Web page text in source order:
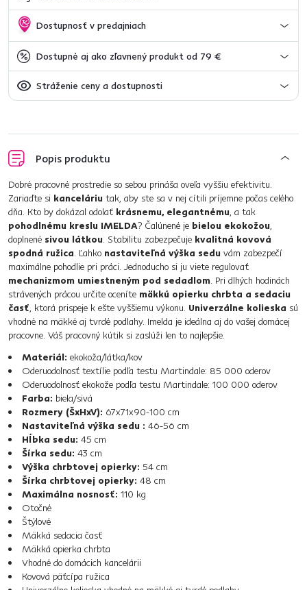
Dostupnosť v predajniach
Dostupné aj ako zľavnený produkt od 79 €
Stráženie ceny a dostupnosti
Popis produktu
Dobré pracovné prostredie so sebou prináša oveľa vyššiu efektivitu.
Zariaďte si kanceláriu tak, aby ste sa v nej cítili príjemne počas celého
dňa. Kto by dokázal odolať krásnemu, elegantnému, a tak
pohodlnému kreslu IMELDA? Čalúnené je bielou ekokožou,
doplnené sivou látkou. Stabilitu zabezpečuje kvalitná kovová
spodná ružica. Ľahko nastaviteľná výška sedu vám zabezpečí
maximálne pohodlie pri práci. Jednoducho si ju viete regulovať
mechanizmom umiestneným pod sedadlom. Pri dlhých hodinách
strávených prácou určite oceníte mäkkú opierku chrbta a sedaciu
časť, ktorá prispeje k ešte vyššiemu výkonu. Univerzálne kolieska sú
vhodné na mäkké aj tvrdé podlahy. Imelda je ideálna aj do vašej domácej
pracovne. Váš pracovný kútik si zaslúži len to najlepšie.
Materiál: ekokoža/látka/kov
Oderuodolnosť textílie podľa testu Martindale: 85 000 oderov
Oderuodolnosť ekokože podľa testu Martindale: 100 000 oderov
Farba: biela/sivá
Rozmery (ŠxHxV): 67x71x90-100 cm
Nastaviteľná výška sedu : 46-56 cm
Hĺbka sedu: 45 cm
Šírka sedu: 43 cm
Výška chrbtovej opierky: 54 cm
Šírka chrbtovej opierky: 48 cm
Maximálna nosnosť: 110 kg
Otočné
Štýlové
Mäkká sedacia časť
Mäkká opierka chrbta
Vhodné do domácich kancelárii
Kovová päťcípa ružica